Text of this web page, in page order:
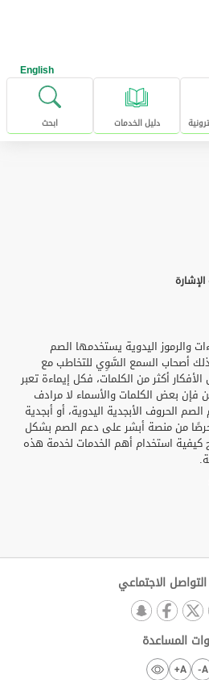
English
دليل الخدمات ابحث
والرموز اليدوية يستخدمها الصم
أصحاب السمع السَّوِي للتخاطب مع
أكثر من الكلمات، فكل إيماءة تعبر
بعض الكلمات والأسماء لا مرادف
الحروف الأبجدية اليدوية، أو أبجدية
من منصة أبشر على دعم الصم بشكل
استخدام أهم الخدمات لخدمة هذه
الاجتماعي
المساعدة
A-
A+